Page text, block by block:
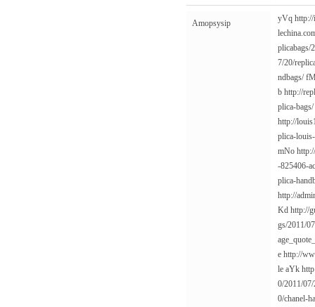
Amopsysip yVq
plicabags/
7/20/
ndbags/
b http://
plica-bags/
http://
plica-
mNo
-825406-
plica-
http://
Kd http://
gs/2011/
e http://
le aYk
0/2011/
0/chanel-